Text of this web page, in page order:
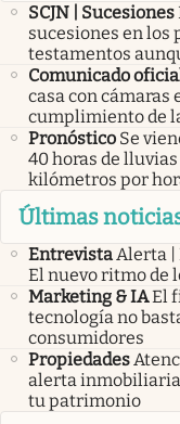
SCJN | Sucesiones
sucesiones en los
testamentos
Comunicado
casa con cámaras
cumplimiento de
Pronóstico Se
40 horas de
kilómetros por
Últimas
EntrevistaAlerta |
El nuevo ritmo de
Marketing & IAEl
tecnología no
consumidores
Propiedades
alerta inmobiliaria
tu patrimonio